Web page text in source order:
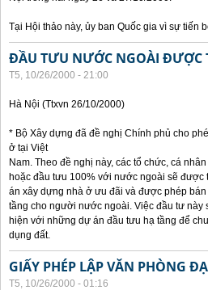
Tại Hội thảo này, ủy ban Quốc gia vì sự tiến
ĐẦU TƯU NƯỚC NGOÀI ĐƯỢC
T5, 10/26/2000 - 21:00
Hà Nội (Ttxvn 26/10/2000)
* Bộ Xây dựng đã đề nghị Chính phủ cho
ở tại Việt
Nam. Theo đề nghị này, các tổ chức, cá
hoặc đầu tưu 100% với nước ngoài sẽ
án xây dựng nhà ở ưu đãi và được phép
tầng cho người nước ngoài. Việc đầu tư này
hiện với những dự án đầu tưu hạ tầng để
dụng đất.
GIẤY PHÉP LẬP VĂN PHÒNG
T5, 10/26/2000 - 01:16